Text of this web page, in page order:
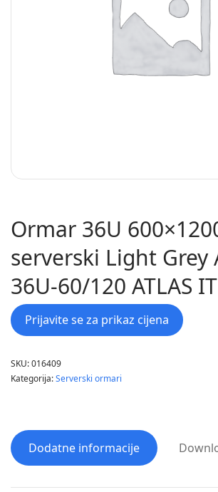
Ormar 36U
serverski Light Grey
36U-60/120 ATLAS IT
Prijavite se za prikaz cijena
SKU:016409
Kategorija:Serverski ormari
Dodatne informacije